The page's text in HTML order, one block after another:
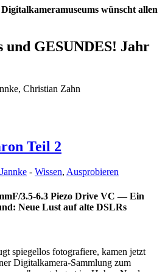
wünscht allen
und GESUNDES! Jahr
Christian Zahn
Teil 2
- Wissen, Ausprobieren
3.5-6.3 Piezo Drive VC — Ein
Neue Lust auf alte DSLRs
spiegellos fotografiere, kamen jetzt
Digitalkamera-Sammlung zum